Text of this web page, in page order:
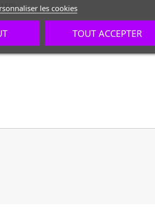
les cookies
TOUT ACCEPTER